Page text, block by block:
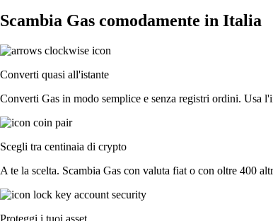
Scambia Gas comodamente in Italia
Converti quasi all'istante
Converti Gas in modo semplice e senza registri ordini. Usa
Scegli tra centinaia di crypto
A te la scelta. Scambia Gas con valuta fiat o con oltre 400
Proteggi i tuoi asset